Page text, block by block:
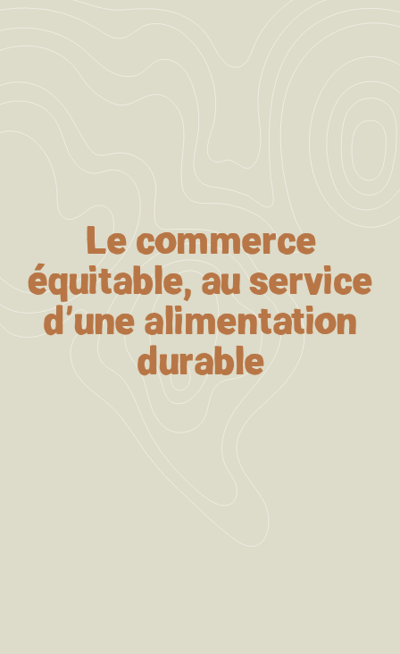
Le commerce
équitable, au service
d’une alimentation
durable